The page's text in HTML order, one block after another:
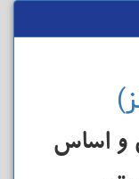
و اساس